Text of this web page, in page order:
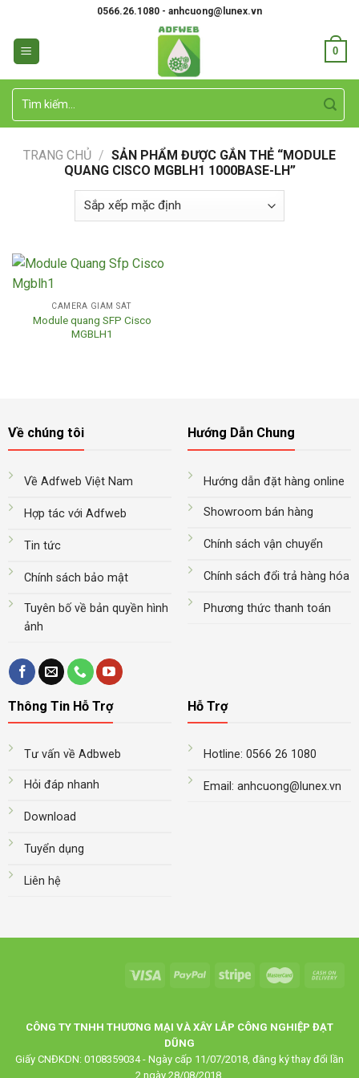
content
0566.26.1080 - anhcuong@lunex.vn
0
Tìm
TRANG CHỦ / SẢN PHẨM ĐƯỢC GẮN THẺ “MODULE
QUANG CISCO MGBLH1 1000BASE-LH”
CAMERA GIÁM SÁT
Module quang SFP Cisco
MGBLH1
Về chúng tôi
Về Adfweb Việt Nam
Hợp tác với Adfweb
Tin tức
Chính sách bảo mật
Tuyên bố về bản quyền hình
ảnh
Hướng Dẫn Chung
Hướng dẫn đặt hàng online
Showroom bán hàng
Chính sách vận chuyển
Chính sách đổi trả hàng hóa
Phương thức thanh toán
Thông Tin Hỗ Trợ
Tư vấn về Adbweb
Hỏi đáp nhanh
Download
Tuyển dụng
Liên hệ
Hỗ Trợ
Hotline: 0566 26 1080
Email: anhcuong@lunex.vn
CÔNG TY TNHH THƯƠNG MẠI VÀ XÂY LẮP CÔNG NGHIỆP ĐẠT
DŨNG
Giấy CNĐKDN: 0108359034 - Ngày cấp 11/07/2018, đăng ký thay đổi lần
2 ngày 28/08/2018.